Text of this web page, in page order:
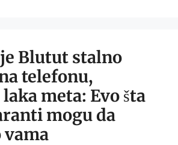
Blutut stalno
telefonu,
meta: Evo šta
mogu da
vama